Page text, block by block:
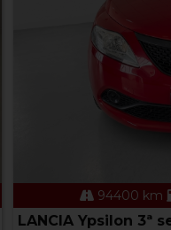
94400 km
LANCIA Ypsilon 3ª